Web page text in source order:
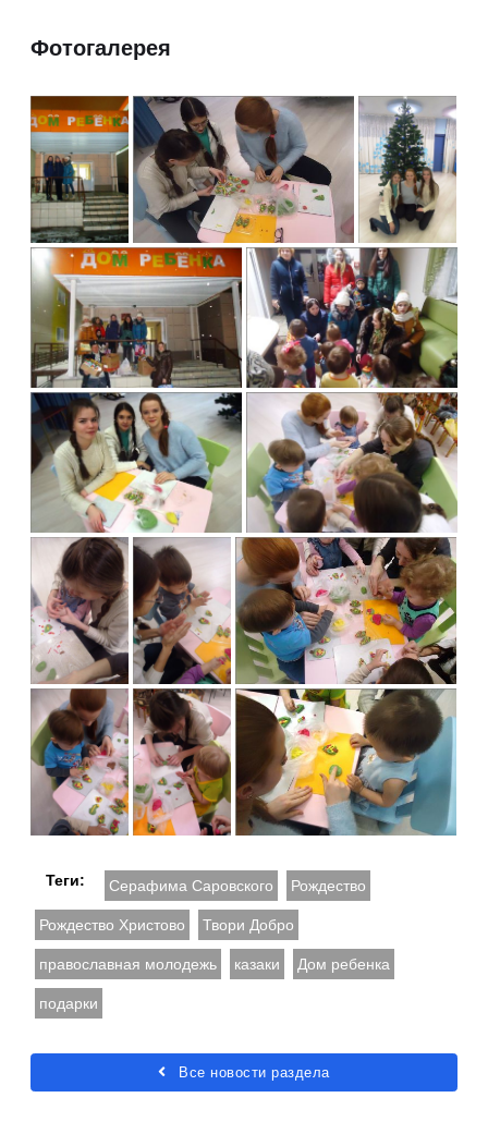
Фотогалерея
Теги: Серафима Саровского Рождество
Рождество Христово Твори Добро
православная молодежь казаки Дом ребенка
подарки
Все новости раздела